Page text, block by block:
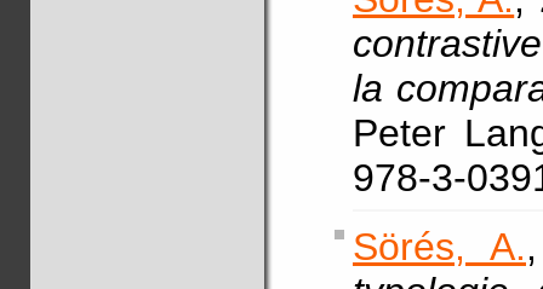
la
Peter
978-3-
Sörés, A.